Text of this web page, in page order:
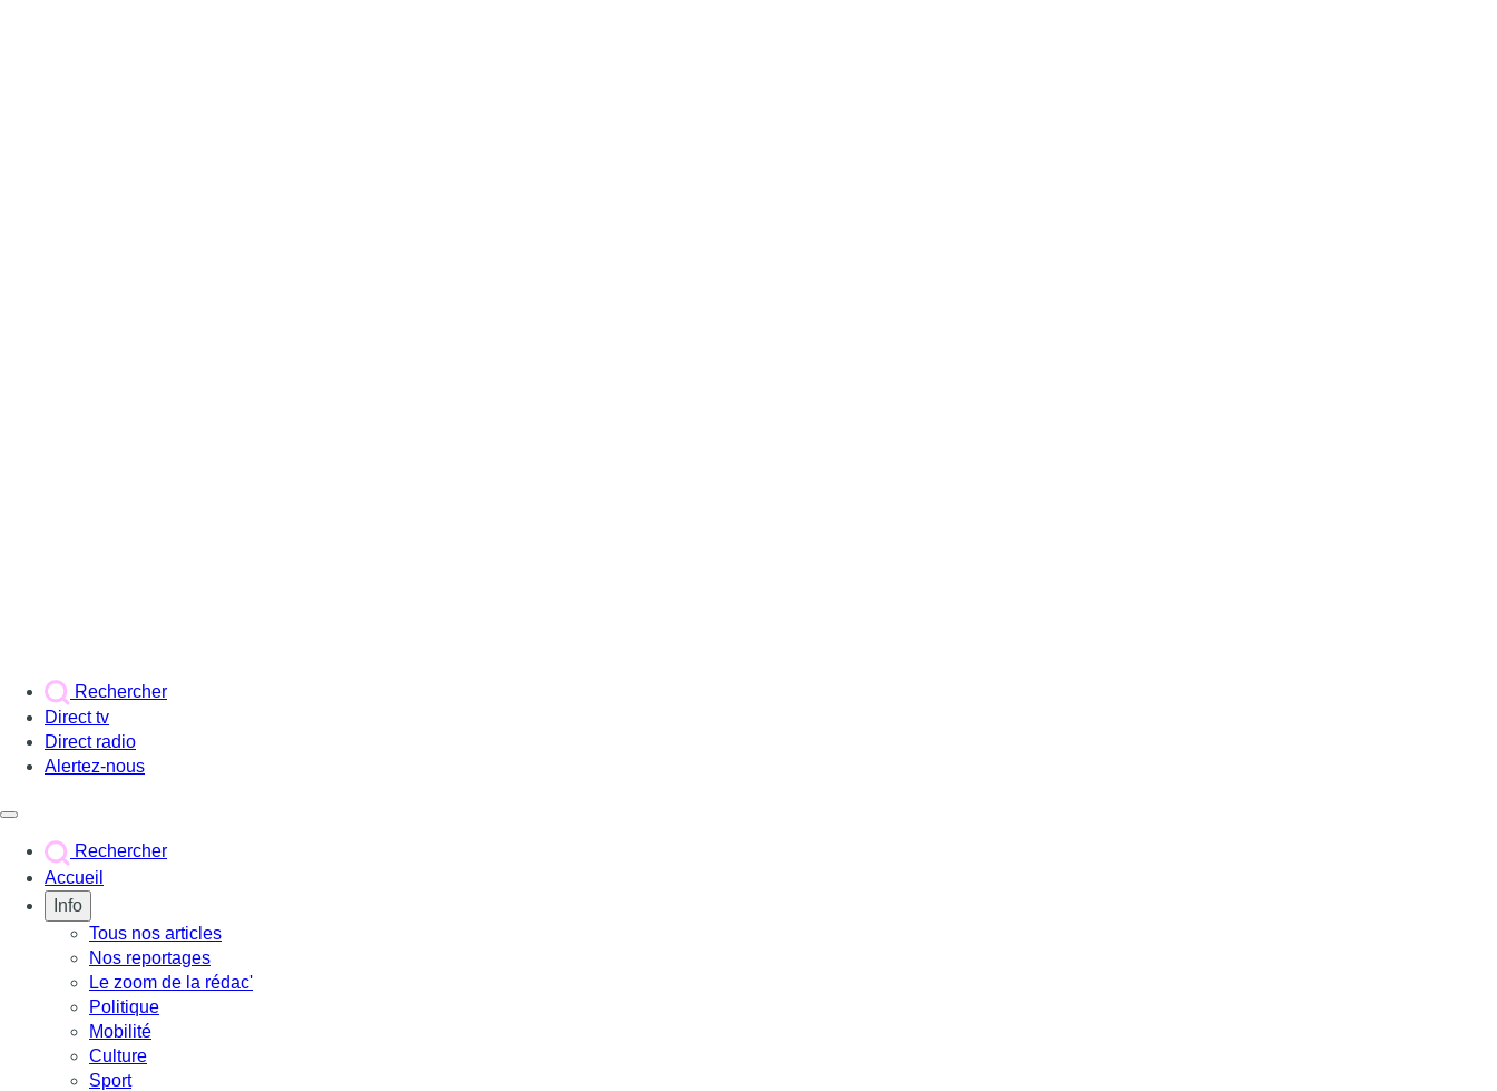
Rechercher
Direct tv
Direct radio
Alertez-nous
Rechercher
Accueil
Info
Tous nos articles
Nos reportages
Le zoom de la rédac'
Politique
Mobilité
Culture
Sport